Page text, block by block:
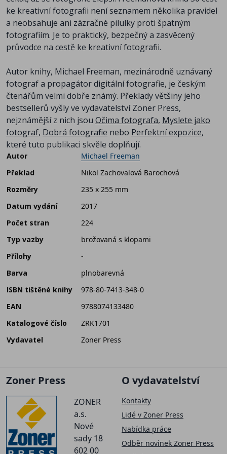
ke kreativní fotografii není seznamem několika pravidel
a neobsahuje ani zázračné pilulky proti špatným
fotografiím. Je to praktický, bezpečný a zasvěcený
průvodce na cestě ke kreativní fotografii.
Autor knihy, Michael Freeman, mezinárodně uznávaný
fotograf a propagátor digitální fotografie, je českým
čtenářům velmi dobře známý. Překlady většiny jeho
bestsellerů vyšly ve vydavatelství Zoner Press,
nejznámější z nich jsou Očima fotografa, Myslete jako
fotograf, Dobrá fotografie nebo Perfektní expozice,
které tuto publikaci skvěle doplňují.
Autor
Michael Freeman
Překlad
Nikol Zachovalová Barochová
Rozměry
235 x 255 mm
Datum vydání
2017
Počet stran
224
Typ vazby
brožovaná s klopami
Přílohy
-
Barva
plnobarevná
ISBN tištěné knihy
978-80-7413-348-0
EAN
9788074133480
Katalogové číslo
ZRK1701
Vydavatel
Zoner Press
Zoner Press
ZONER
a.s.
Nové
sady 18
602 00
O vydavatelství
Kontakty
Lidé v Zoner Press
Nabídka práce
Odběr novinek Zoner Press